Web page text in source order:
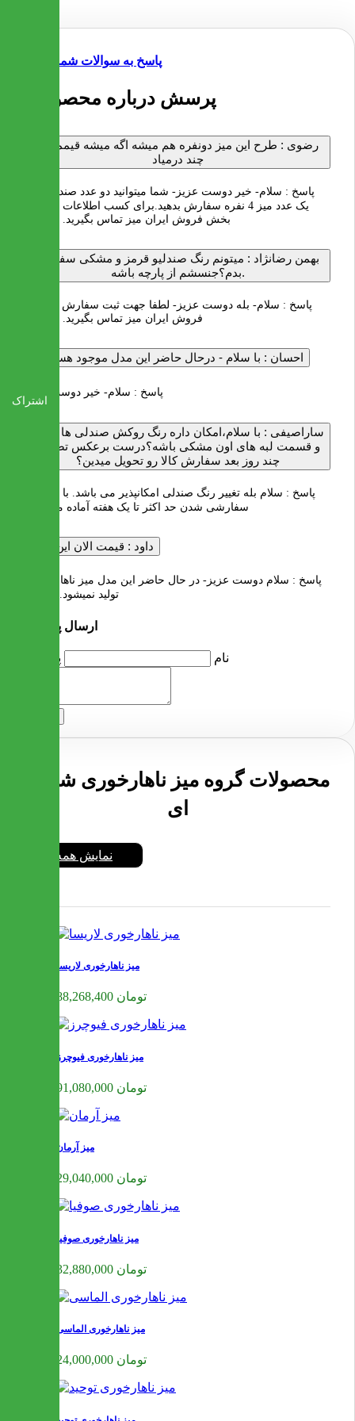
پاسخ به سوالات شما
5 پرسش درباره محصول
رضوی : طرح این میز دونفره هم میشه اگه میشه قیممتش
چند درمیاد
پاسخ : سلام- خیر دوست عزیز- شما میتوانید دو عدد صندلی را با
یک عدد میز 4 نفره سفارش بدهید.برای کسب اطلاعات بیشتر با
بخش فروش ایران میز تماس بگیرید. با تشکر
بهمن رضانژاد : میتونم رنگ صندلیو قرمز و مشکی سفارش
بدم؟جنسشم از پارچه باشه.
پاسخ : سلام- بله دوست عزیز- لطفا جهت ثبت سفارش با بخش
فروش ایران میز تماس بگیرید. با تشکر
احسان : با سلام - درحال حاضر این مدل موجود هستش؟
پاسخ : سلام- خیر دوست عزیز
ساراصیفی : با سلام،امکان داره رنگ روکش صندلی ها سفید
و قسمت لبه های اون مشکی باشه؟درست برعکس تصویر.
چند روز بعد سفارش کالا رو تحویل میدین؟
پاسخ : سلام بله تغییر رنگ صندلی امکانپذیر می باشد. با توجه به
سفارشی شدن حد اکثر تا یک هفته آماده می شود
داود : قیمت الان این مدل
پاسخ : سلام دوست عزیز- در حال حاضر این مدل میز ناهار خوری
تولید نمیشود.با تشکر
ارسال پرسش
نام پرسش
محصولات گروه میز ناهارخوری شیشه
ای
نمایش همه
میز ناهارخوری لاریسا
88,268,400 تومان
میز ناهارخوری فیوچرز
91,080,000 تومان
میز آرمان
29,040,000 تومان
میز ناهارخوری صوفیا
32,880,000 تومان
میز ناهارخوری الماسی
24,000,000 تومان
اشتراک